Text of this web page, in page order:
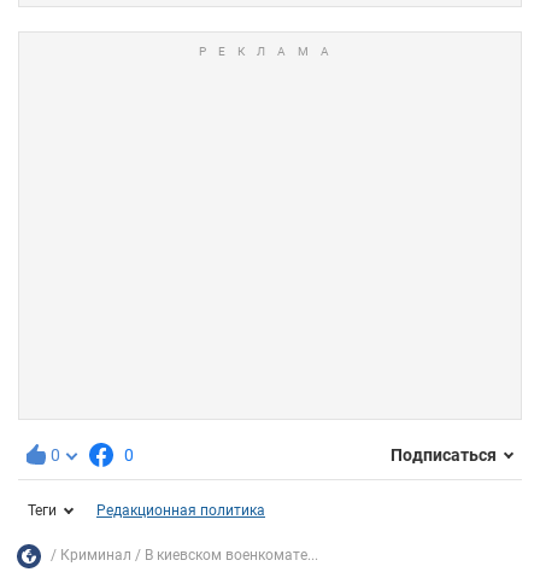
0 0 Подписаться
Теги Редакционная политика
Криминал В киевском военкомате...